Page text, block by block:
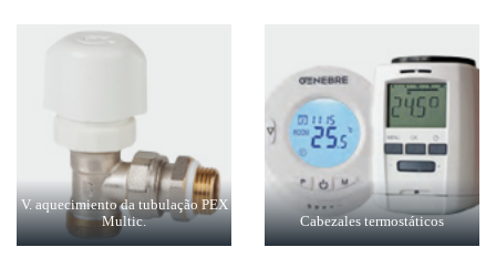
V. aquecimiento da tubulação PEX
Multic.
Cabezales termostáticos